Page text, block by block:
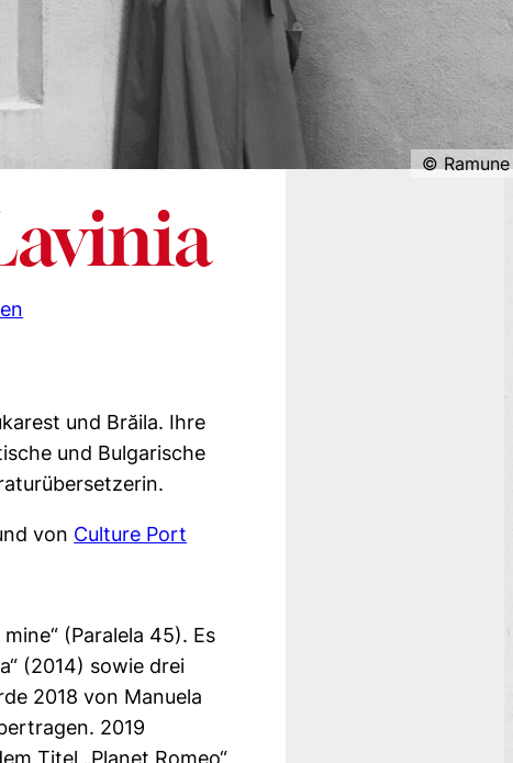
und Brăila. Ihre
und Bulgarische
von Culture Port
(Paralela 45). Es
(2014) sowie drei
2018 von Manuela
2019